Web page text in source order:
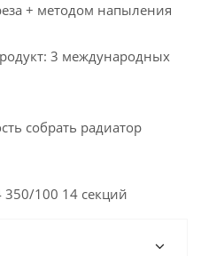
+ методом напыления
3 международных
собрать радиатор
350/100 14 секций